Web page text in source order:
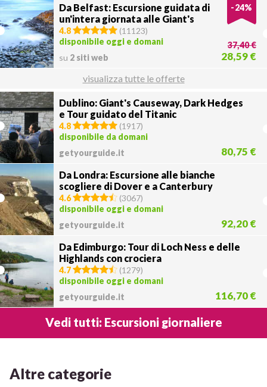
Da Belfast: Escursione guidata di
un'intera giornata alle Giant's
Causeway
-24%
4.8 (11123)
disponibile oggi e domani
su 2 siti web
37,40 €
28,59 €
visualizza tutte le offerte
Dublino: Giant's Causeway, Dark Hedges
e Tour guidato del Titanic
4.8 (1917)
disponibile da domani
getyourguide.it
80,75 €
Da Londra: Escursione alle bianche
scogliere di Dover e a Canterbury
4.6 (3067)
disponibile oggi e domani
getyourguide.it
92,20 €
Da Edimburgo: Tour di Loch Ness e delle
Highlands con crociera
4.7 (1279)
disponibile oggi e domani
getyourguide.it
116,70 €
Vedi tutti: Escursioni giornaliere
Altre categorie